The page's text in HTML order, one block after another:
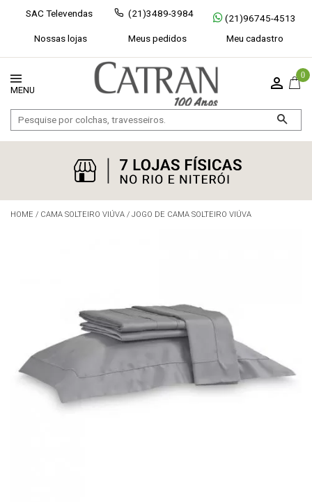
SAC Televendas (21)3489-3984
(21)96745-4513
Nossas lojas
Meus pedidos Meu cadastro
0
HOME / CAMA SOLTEIRO VIÚVA / JOGO DE CAMA SOLTEIRO VIÚVA